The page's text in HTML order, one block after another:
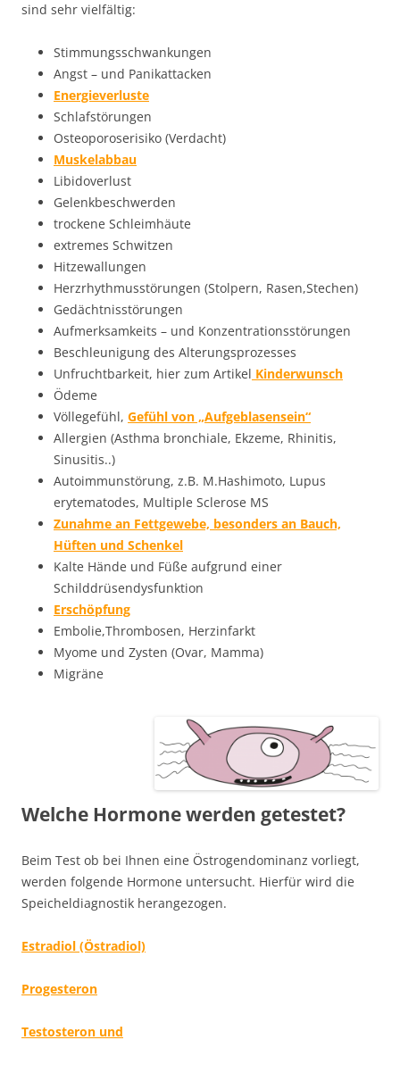
sind sehr vielfältig:
Stimmungsschwankungen
Angst – und Panikattacken
Energieverluste
Schlafstörungen
Osteoporoserisiko (Verdacht)
Muskelabbau
Libidoverlust
Gelenkbeschwerden
trockene Schleimhäute
extremes Schwitzen
Hitzewallungen
Herzrhythmusstörungen (Stolpern, Rasen,Stechen)
Gedächtnisstörungen
Aufmerksamkeits – und Konzentrationsstörungen
Beschleunigung des Alterungsprozesses
Unfruchtbarkeit, hier zum Artikel Kinderwunsch
Ödeme
Völlegefühl, Gefühl von „Aufgeblasensein“
Allergien (Asthma bronchiale, Ekzeme, Rhinitis,
Sinusitis..)
Autoimmunstörung, z.B. M.Hashimoto, Lupus
erytematodes, Multiple Sclerose MS
Zunahme an Fettgewebe, besonders an Bauch,
Hüften und Schenkel
Kalte Hände und Füße aufgrund einer
Schilddrüsendysfunktion
Erschöpfung
Embolie,Thrombosen, Herzinfarkt
Myome und Zysten (Ovar, Mamma)
Migräne
Welche Hormone werden getestet?
Beim Test ob bei Ihnen eine Östrogendominanz vorliegt,
werden folgende Hormone untersucht. Hierfür wird die
Speicheldiagnostik herangezogen.
Estradiol (Östradiol)
Progesteron
Testosteron und